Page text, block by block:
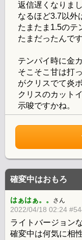
返信遅くなりまし
なるほど3.7以外
たまたま1.5のテ
たまだったんです
テンパイ時に金
そこそこ甘は打
がクリスでて炎
クリスのカット
示唆ですかね。
確変中はおもろ
はぁはぁ。。 さん
2022/04/18 02:24
ライトバージョン
確変中は何気に相